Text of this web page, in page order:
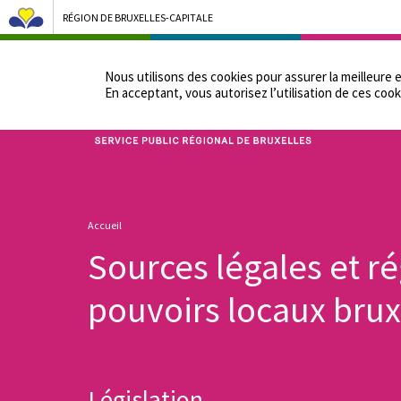
Nous utilisons des cookies pour assurer la meilleure
En acceptant, vous autorisez lʼutilisation de ces
RÉGION DE BRUXELLES-CAPITALE
Bruxelles Pouvoirs Locaux - Aller à la page d'accueil
NOTRE
Fil
d'Ariane
Accueil
Sources légales et
pouvoirs locaux